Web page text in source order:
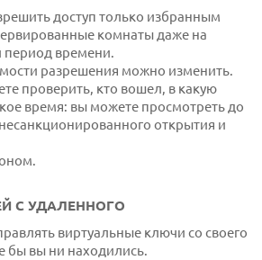
доступ только избранным
комнаты даже на
период времени.
разрешения можно изменить.
проверить, кто вошел, в какую
время: вы можете просмотреть до
открытия и
С УДАЛЕННОГО
виртуальные ключи со своего
бы вы ни находились.